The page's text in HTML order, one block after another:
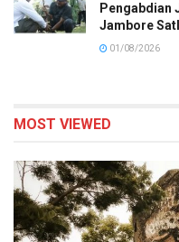
Pengabdian
Jambore
01/08/2026
MOST VIEWED